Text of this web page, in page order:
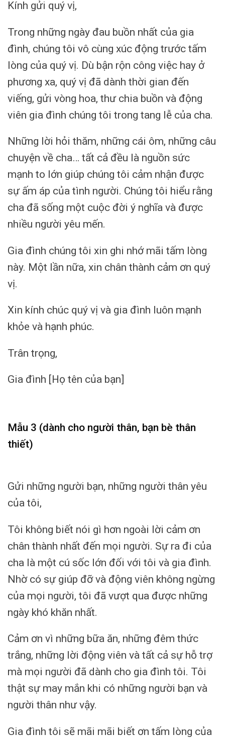
Kính gửi quý vị,
Trong những ngày đau buồn nhất của gia
đình, chúng tôi vô cùng xúc động trước tấm
lòng của quý vị. Dù bận rộn công việc hay ở
phương xa, quý vị đã dành thời gian đến
viếng, gửi vòng hoa, thư chia buồn và động
viên gia đình chúng tôi trong tang lễ của cha.
Những lời hỏi thăm, những cái ôm, những câu
chuyện về cha… tất cả đều là nguồn sức
mạnh to lớn giúp chúng tôi cảm nhận được
sự ấm áp của tình người. Chúng tôi hiểu rằng
cha đã sống một cuộc đời ý nghĩa và được
nhiều người yêu mến.
Gia đình chúng tôi xin ghi nhớ mãi tấm lòng
này. Một lần nữa, xin chân thành cảm ơn quý
vị.
Xin kính chúc quý vị và gia đình luôn mạnh
khỏe và hạnh phúc.
Trân trọng,
Gia đình [Họ tên của bạn]
Mẫu 3 (dành cho người thân, bạn bè thân
thiết)
Gửi những người bạn, những người thân yêu
của tôi,
Tôi không biết nói gì hơn ngoài lời cảm ơn
chân thành nhất đến mọi người. Sự ra đi của
cha là một cú sốc lớn đối với tôi và gia đình.
Nhờ có sự giúp đỡ và động viên không ngừng
của mọi người, tôi đã vượt qua được những
ngày khó khăn nhất.
Cảm ơn vì những bữa ăn, những đêm thức
trắng, những lời động viên và tất cả sự hỗ trợ
mà mọi người đã dành cho gia đình tôi. Tôi
thật sự may mắn khi có những người bạn và
người thân như vậy.
Gia đình tôi sẽ mãi mãi biết ơn tấm lòng của